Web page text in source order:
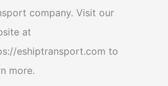
company. Visit our
at
eshiptransport.com to
more.